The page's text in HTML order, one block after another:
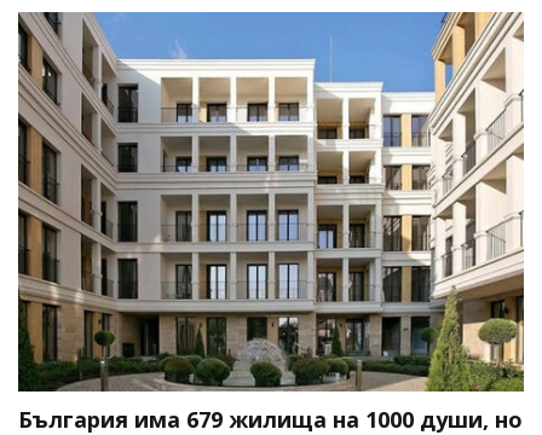
България има 679 жилища на 1000 души, но